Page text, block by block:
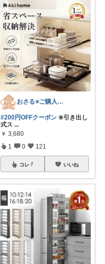
おさる⭐ご購入感謝🐹
#200円OFFクーポン ❇️引き出し
式ス ...
￥ 3,680
1 0 121
コレ いいね